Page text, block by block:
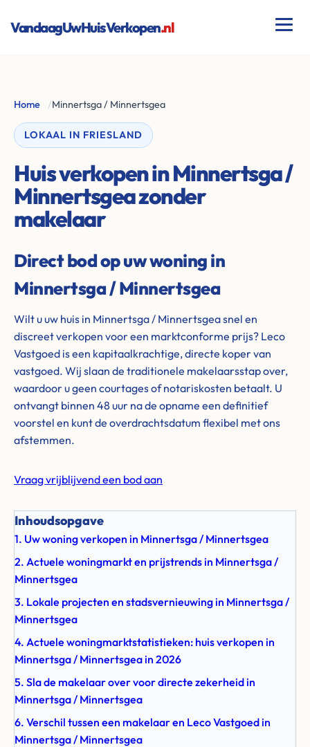
VandaagUwHuisVerkopen.nl
Home /Minnertsga / Minnertsgea
LOKAAL IN FRIESLAND
Huis verkopen in Minnertsga /
Minnertsgea zonder
makelaar
Direct bod op uw woning in
Minnertsga / Minnertsgea
Wilt u uw huis in Minnertsga / Minnertsgea snel en
discreet verkopen voor een marktconforme prijs? Leco
Vastgoed is een kapitaalkrachtige, directe koper van
vastgoed. Wij slaan de traditionele makelaarsstap over,
waardoor u geen courtages of notariskosten betaalt. U
ontvangt binnen 48 uur na de opname een definitief
voorstel en kunt de overdrachtsdatum flexibel met ons
afstemmen.
Vraag vrijblijvend een bod aan
Inhoudsopgave
1. Uw woning verkopen in Minnertsga / Minnertsgea
2. Actuele woningmarkt en prijstrends in Minnertsga /
Minnertsgea
3. Lokale projecten en stadsvernieuwing in Minnertsga /
Minnertsgea
4. Actuele woningmarktstatistieken: huis verkopen in
Minnertsga / Minnertsgea in 2026
5. Sla de makelaar over voor directe zekerheid in
Minnertsga / Minnertsgea
6. Verschil tussen een makelaar en Leco Vastgoed in
Minnertsga / Minnertsgea